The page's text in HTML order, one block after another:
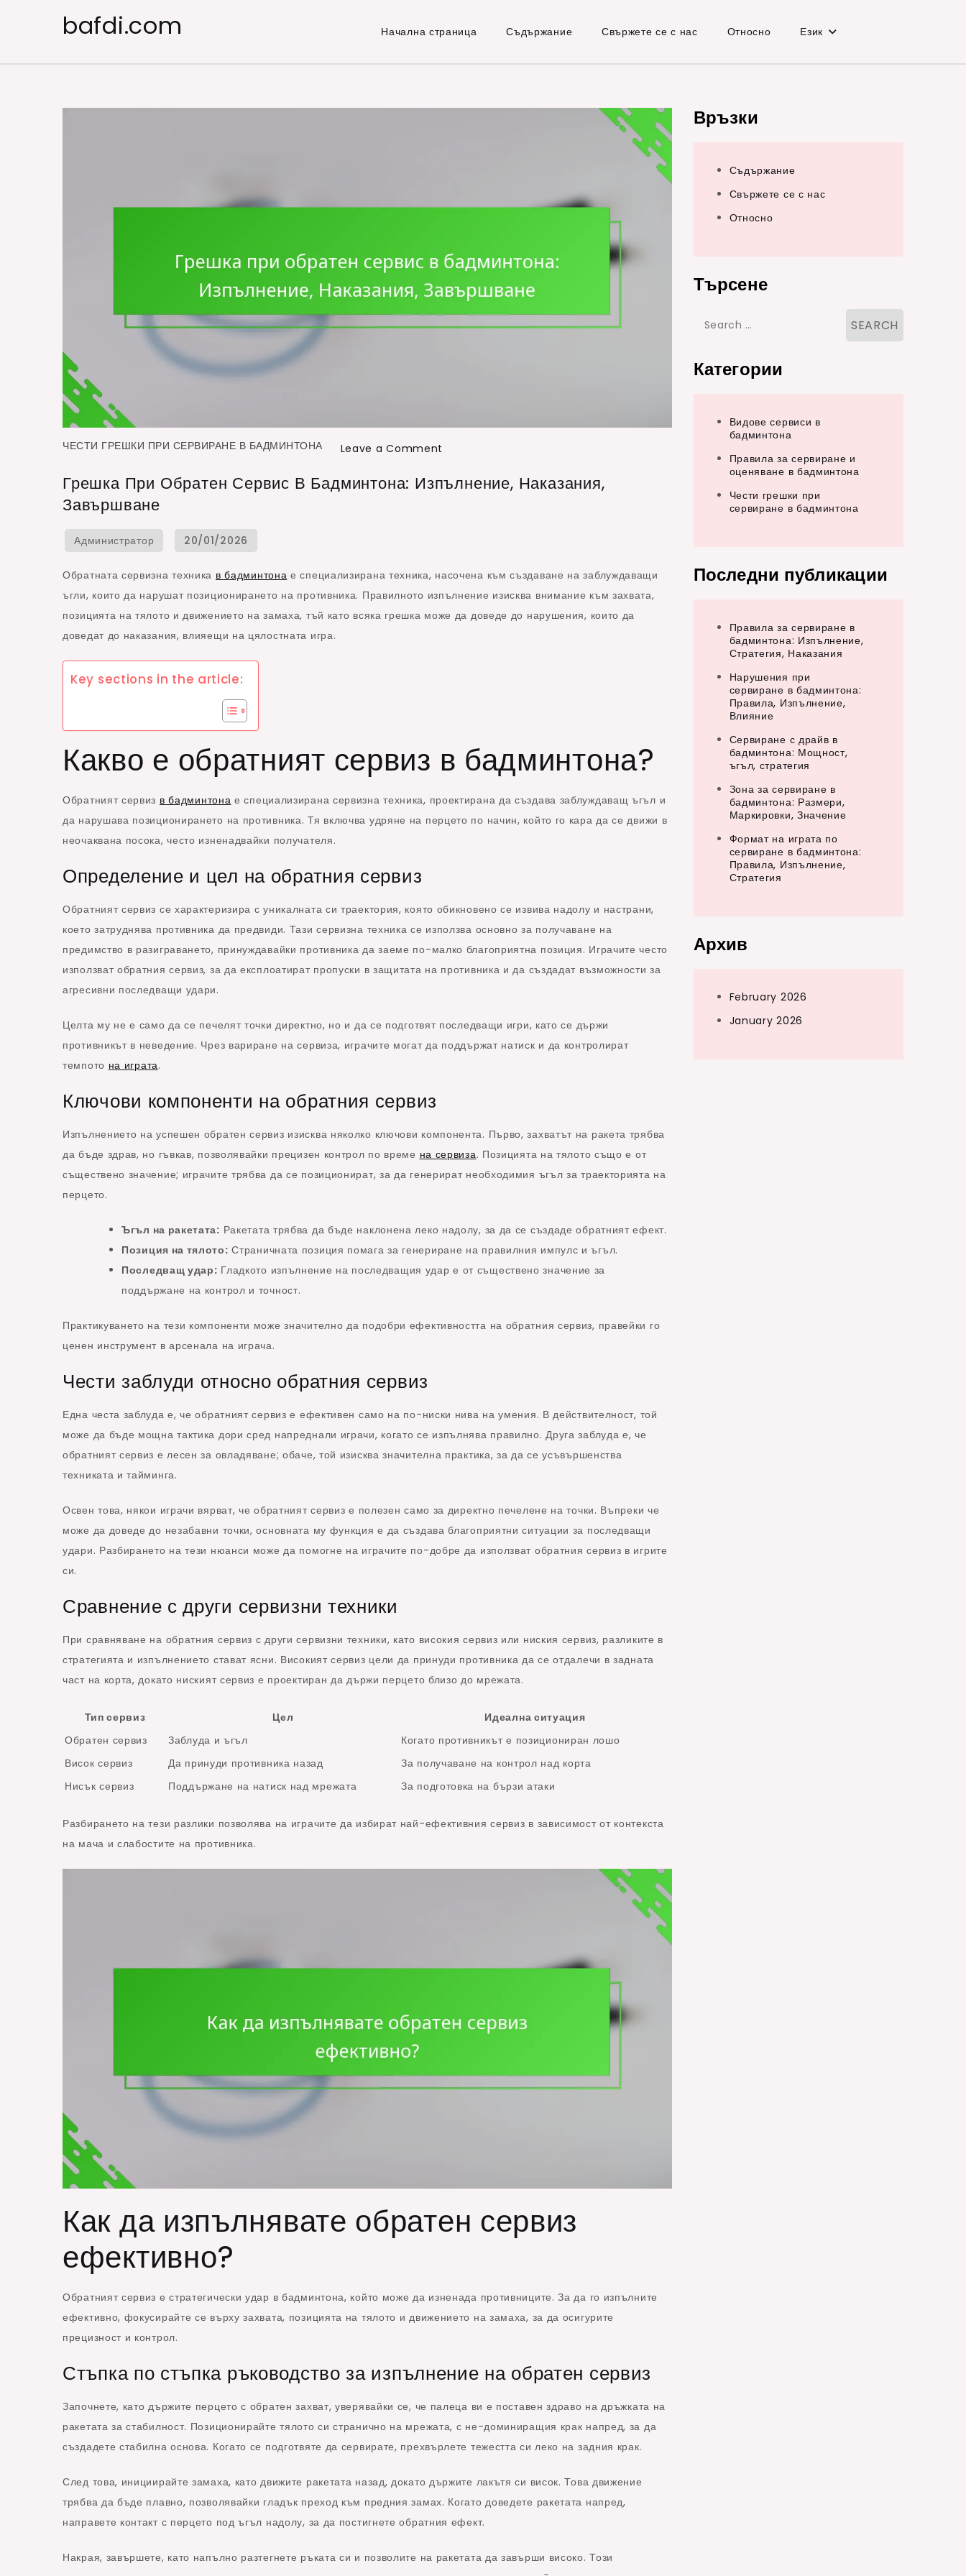
bafdi.com Начална страница Съдържание Свържете се с нас Относно Език
ЧЕСТИ ГРЕШКИ ПРИ СЕРВИРАНЕ В БАДМИНТОНА Leave a Comment
при
Грешка При Обратен Сервис В Бадминтона: Изпълнение, Наказания,
Завършване
Обратната сервизна техника в бадминтона е специализирана техника, насочена към създаване на заблуждаващи
ъгли, които да нарушат позиционирането на противника. Правилното изпълнение изисква внимание към захвата,
позицията на тялото и движението на замаха, тъй като всяка грешка може да доведе до нарушения, които да
доведат до наказания, влияещи на цялостната игра.
Key sections in the article:
Какво е обратният сервиз в бадминтона?
Обратният сервиз в бадминтона е специализирана сервизна техника, проектирана да създава заблуждаващ ъгъл и
да нарушава позиционирането на противника. Тя включва удряне на перцето по начин, който го кара да се движи в
неочаквана посока, често изненадвайки получателя.
Определение и цел на обратния сервиз
Обратният сервиз се характеризира с уникалната си траектория, която обикновено се извива надолу и настрани,
което затруднява противника да предвиди. Тази сервизна техника се използва основно за получаване на
предимство в разиграването, принуждавайки противника да заеме по-малко благоприятна позиция. Играчите често
използват обратния сервиз, за да експлоатират пропуски в защитата на противника и да създадат възможности за
агресивни последващи удари.
Целта му не е само да се печелят точки директно, но и да се подготвят последващи игри, като се държи
противникът в неведение. Чрез вариране на сервиза, играчите могат да поддържат натиск и да контролират
темпото на играта.
Ключови компоненти на обратния сервиз
Изпълнението на успешен обратен сервиз изисква няколко ключови компонента. Първо, захватът на ракета трябва
да бъде здрав, но гъвкав, позволявайки прецизен контрол по време на сервиза. Позицията на тялото също е от
съществено значение; играчите трябва да се позиционират, за да генерират необходимия ъгъл за траекторията на
перцето.
Ъгъл на ракетата: Ракетата трябва да бъде наклонена леко надолу, за да се създаде обратният ефект.
Позиция на тялото: Страничната позиция помага за генериране на правилния импулс и ъгъл.
Последващ удар: Гладкото изпълнение на последващия удар е от съществено значение за
поддържане на контрол и точност.
Практикуването на тези компоненти може значително да подобри ефективността на обратния сервиз, правейки го
ценен инструмент в арсенала на играча.
Чести заблуди относно обратния сервиз
Една честа заблуда е, че обратният сервиз е ефективен само на по-ниски нива на умения. В действителност, той
може да бъде мощна тактика дори сред напреднали играчи, когато се изпълнява правилно. Друга заблуда е, че
обратният сервиз е лесен за овладяване; обаче, той изисква значителна практика, за да се усъвършенства
техниката и тайминга.
Освен това, някои играчи вярват, че обратният сервиз е полезен само за директно печелене на точки. Въпреки че
може да доведе до незабавни точки, основната му функция е да създава благоприятни ситуации за последващи
удари. Разбирането на тези нюанси може да помогне на играчите по-добре да използват обратния сервиз в игрите
си.
Сравнение с други сервизни техники
При сравняване на обратния сервиз с други сервизни техники, като високия сервиз или ниския сервиз, разликите в
стратегията и изпълнението стават ясни. Високият сервиз цели да принуди противника да се отдалечи в задната
част на корта, докато ниският сервиз е проектиран да държи перцето близо до мрежата.
Тип сервиз Цел
Идеална ситуация
Обратен сервиз
Заблуда и ъгъл
Когато противникът е позициониран лошо
Висок сервиз
Да принуди противника назад
За получаване на контрол над корта
Нисък сервиз
Поддържане на натиск над мрежата За подготовка на бързи атаки
Разбирането на тези разлики позволява на играчите да избират най-ефективния сервиз в зависимост от контекста
на мача и слабостите на противника.
Как да изпълнявате обратен сервиз
ефективно?
Обратният сервиз е стратегически удар в бадминтона, който може да изненада противниците. За да го изпълните
ефективно, фокусирайте се върху захвата, позицията на тялото и движението на замаха, за да осигурите
прецизност и контрол.
Стъпка по стъпка ръководство за изпълнение на обратен сервиз
Започнете, като държите перцето с обратен захват, уверявайки се, че палеца ви е поставен здраво на дръжката на
ракетата за стабилност. Позиционирайте тялото си странично на мрежата, с не-доминиращия крак напред, за да
създадете стабилна основа. Когато се подготвяте да сервирате, прехвърлете тежестта си леко на задния крак.
След това, инициирайте замаха, като движите ракетата назад, докато държите лакътя си висок. Това движение
трябва да бъде плавно, позволявайки гладък преход към предния замах. Когато доведете ракетата напред,
направете контакт с перцето под ъгъл надолу, за да постигнете обратния ефект.
Накрая, завършете, като напълно разтегнете ръката си и позволите на ракетата да завърши високо. Този
Връзки
Съдържание
Свържете се с нас
Относно
Търсене
Search
Категории
Видове сервиси в
бадминтона
Правила за сервиране и
оценяване в бадминтона
Чести грешки при
сервиране в бадминтона
Последни публикации
Правила за сервиране в
бадминтона: Изпълнение,
Стратегия, Наказания
Нарушения при
сервиране в бадминтона:
Правила, Изпълнение,
Влияние
Сервиране с драйв в
бадминтона: Мощност,
ъгъл, стратегия
Зона за сервиране в
бадминтона: Размери,
Маркировки, Значение
Формат на играта по
сервиране в бадминтона:
Правила, Изпълнение,
Стратегия
Архив
February 2026
January 2026